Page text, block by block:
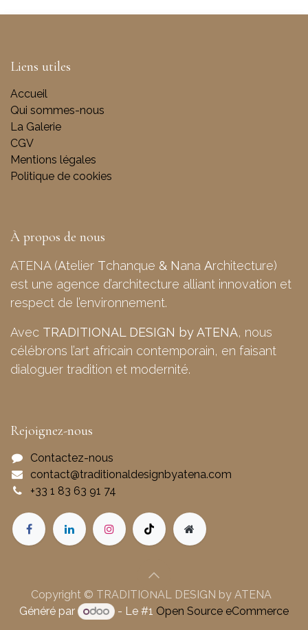
Liens utiles
Accueil
Qui sommes-nous
La Galerie
CGV
Mentions légales
Politique de cookies
À propos de nous
ATENA (Atelier Tchanque & Nana Architecture)
est une agence d’architecture alliant innovation et
respect de l’environnement.
Avec TRADITIONAL DESIGN by ATENA, nous
célébrons l’art africain contemporain, en faisant
dialoguer tradition et modernité.
Rejoignez-nous
Contactez-nous
contact@traditionaldesignbyatena.com
+33 1 83 63 91 74
Copyright © TRADITIONAL DESIGN by ATENA
Généré par
- Le #1 Open Source eCommerce